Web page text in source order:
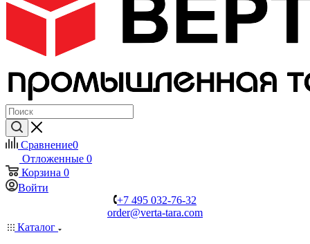
Сравнение0
Отложенные 0
Корзина 0
Войти
+7 495 032-76-32
order@verta-tara.com
Каталог